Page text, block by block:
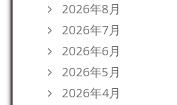
2026年8月
2026年7月
2026年6月
2026年5月
2026年4月